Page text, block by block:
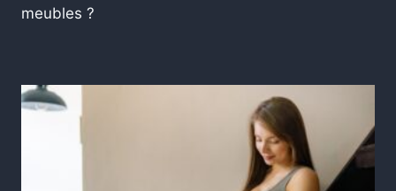
meubles ?